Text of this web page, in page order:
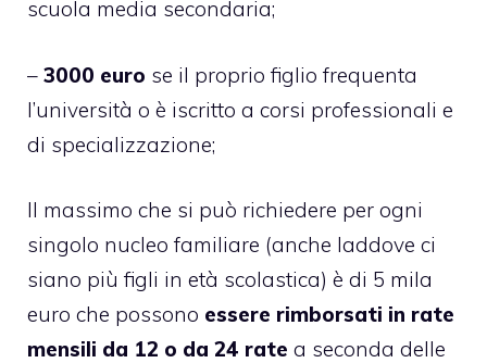
scuola media secondaria;
– 3000 euro se il proprio figlio frequenta
l’università o è iscritto a corsi professionali e
di specializzazione;
Il massimo che si può richiedere per ogni
singolo nucleo familiare (anche laddove ci
siano più figli in età scolastica) è di 5 mila
euro che possono essere rimborsati in rate
mensili da 12 o da 24 rate a seconda delle